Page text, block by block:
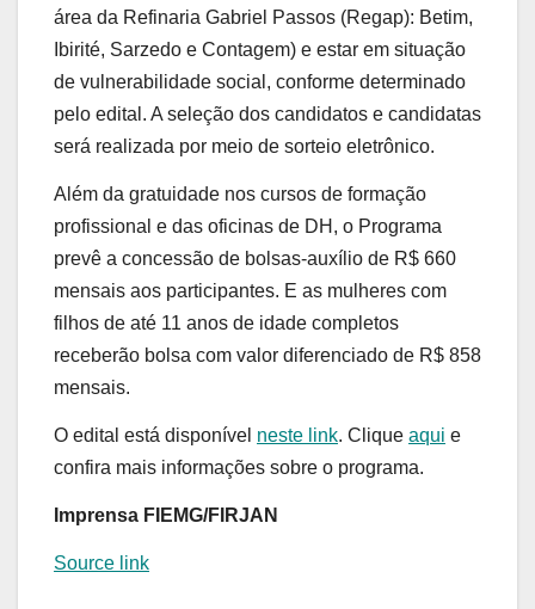
área da Refinaria Gabriel Passos (Regap): Betim,
Ibirité, Sarzedo e Contagem) e estar em situação
de vulnerabilidade social, conforme determinado
pelo edital. A seleção dos candidatos e candidatas
será realizada por meio de sorteio eletrônico.
Além da gratuidade nos cursos de formação
profissional e das oficinas de DH, o Programa
prevê a concessão de bolsas-auxílio de R$ 660
mensais aos participantes. E as mulheres com
filhos de até 11 anos de idade completos
receberão bolsa com valor diferenciado de R$ 858
mensais.
O edital está disponível neste link. Clique aqui e
confira mais informações sobre o programa.
Imprensa FIEMG/FIRJAN
Source link